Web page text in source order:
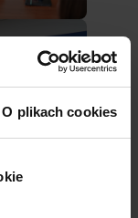
O plikach cookies